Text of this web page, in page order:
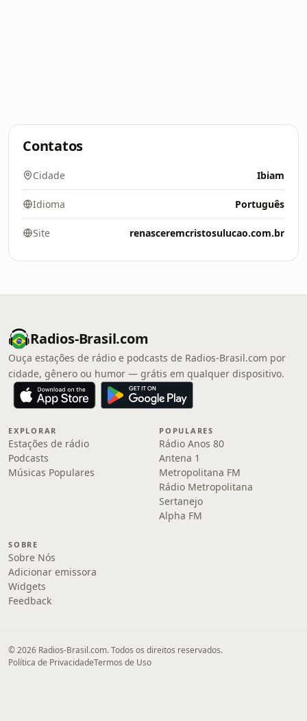
Contatos
Cidade Ibiam
Idioma Português
Site renasceremcristosulucao.com.br
Radios-Brasil.com
Ouça estações de rádio e podcasts de Radios-Brasil.com por
cidade, gênero ou humor — grátis em qualquer dispositivo.
EXPLORAR
Estações de rádio
Podcasts
Músicas Populares
POPULARES
Rádio Anos 80
Antena 1
Metropolitana FM
Rádio Metropolitana
Sertanejo
Alpha FM
SOBRE
Sobre Nós
Adicionar emissora
Widgets
Feedback
© 2026 Radios-Brasil.com. Todos os direitos reservados.
Política de PrivacidadeTermos de Uso